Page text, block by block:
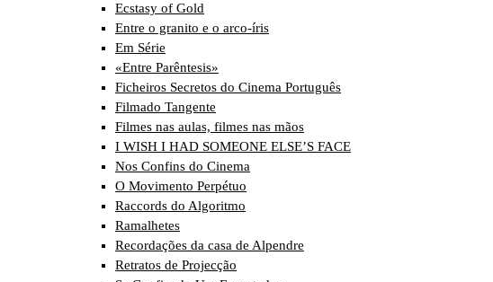
Ecstasy of Gold
Entre o granito e o arco-íris
Em Série
«Entre Parêntesis»
Ficheiros Secretos do Cinema Português
Filmado Tangente
Filmes nas aulas, filmes nas mãos
I WISH I HAD SOMEONE ELSE’S FACE
Nos Confins do Cinema
O Movimento Perpétuo
Raccords do Algoritmo
Ramalhetes
Recordações da casa de Alpendre
Retratos de Projecção